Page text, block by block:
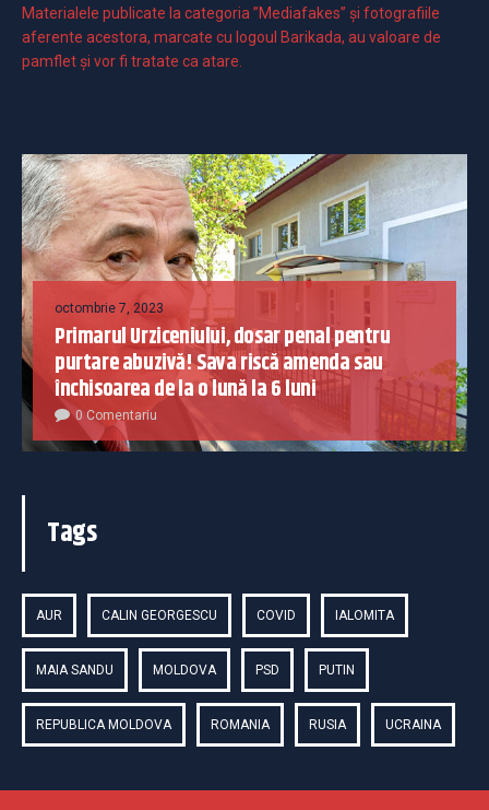
Materialele publicate la categoria ”Mediafakes” și fotografiile
aferente acestora, marcate cu logoul Barikada, au valoare de
pamflet și vor fi tratate ca atare.
octombrie 7, 2023
Primarul Urziceniului, dosar penal pentru
purtare abuzivă! Sava riscă amenda sau
închisoarea de la o lună la 6 luni
0 Comentariu
Tags
AUR CALIN GEORGESCU COVID IALOMITA
MAIA SANDU MOLDOVA PSD PUTIN
REPUBLICA MOLDOVA ROMANIA RUSIA UCRAINA